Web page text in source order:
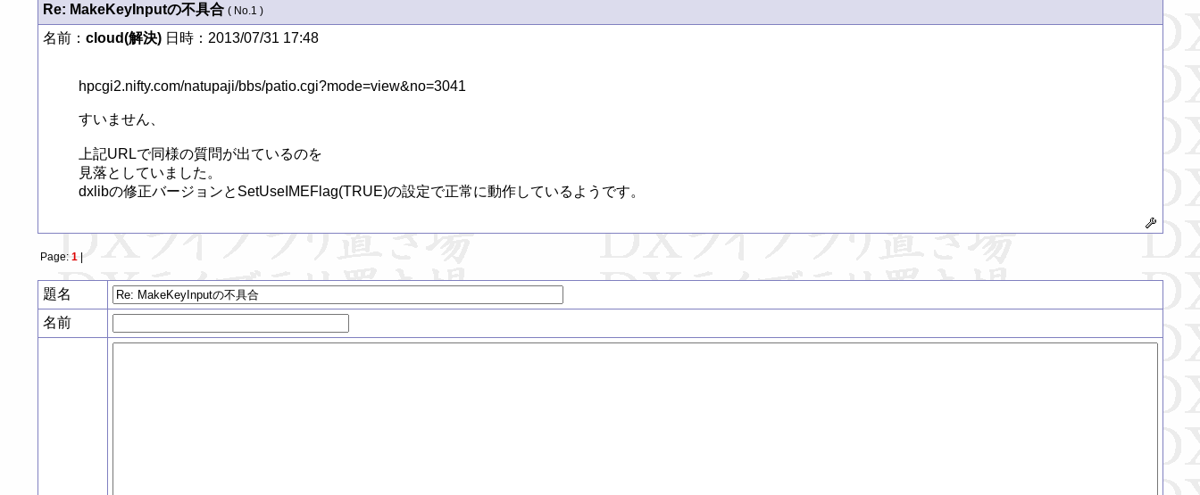
Re: MakeKeyInputの不具合 ( No.1 )
名前： cloud(解決)日時：2013/07/31 17:48
hpcgi2.nifty.com/natupaji/bbs/patio.cgi?mode=view&no=3041
すいません、
上記URLで同様の質問が出ているのを
見落としていました。
dxlibの修正バージョンとSetUseIMEFlag(TRUE)の設定で正常に動作しているようです。
Page: 1|
題名
名前